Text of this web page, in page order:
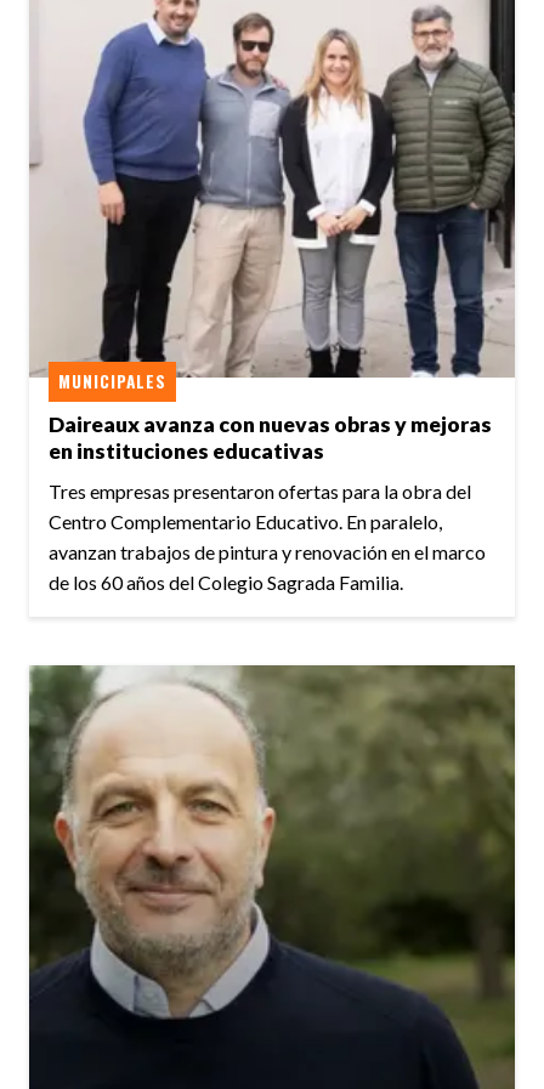
Daireaux avanza con nuevas obras y mejoras
en instituciones educativas
MUNICIPALES
Tres empresas presentaron ofertas para la obra del
Centro Complementario Educativo. En paralelo,
avanzan trabajos de pintura y renovación en el marco
de los 60 años del Colegio Sagrada Familia.